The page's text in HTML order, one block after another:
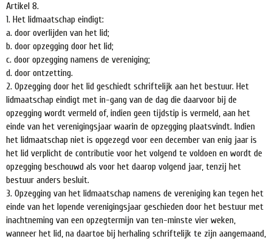
Artikel 8.
1. Het lidmaatschap eindigt:
a. door overlijden van het lid;
b. door opzegging door het lid;
c. door opzegging namens de vereniging;
d. door ontzetting.
2. Opzegging door het lid geschiedt schriftelijk aan het bestuur. Het
lidmaatschap eindigt met in-gang van de dag die daarvoor bij de
opzegging wordt vermeld of, indien geen tijdstip is vermeld, aan het
einde van het verenigingsjaar waarin de opzegging plaatsvindt. Indien
het lidmaatschap niet is opgezegd voor een december van enig jaar is
het lid verplicht de contributie voor het volgend te voldoen en wordt de
opzegging beschouwd als voor het daarop volgend jaar, tenzij het
bestuur anders besluit.
3. Opzegging van het lidmaatschap namens de vereniging kan tegen het
einde van het lopende verenigingsjaar geschieden door het bestuur met
inachtneming van een opzegtermijn van ten-minste vier weken,
wanneer het lid, na daartoe bij herhaling schriftelijk te zijn aangemaand,